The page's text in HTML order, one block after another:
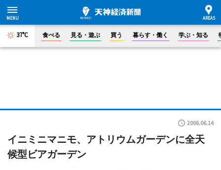
37°C 食べる 見る・遊ぶ 買う 暮らす・働く 学ぶ・知る
2006.06.14
イニミニマニモ、アトリウムガーデンに全天
候型ビアガーデン